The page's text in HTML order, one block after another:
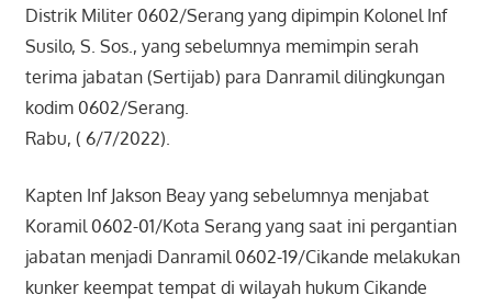
Distrik Militer 0602/Serang yang dipimpin Kolonel Inf
Susilo, S. Sos., yang sebelumnya memimpin serah
terima jabatan (Sertijab) para Danramil dilingkungan
kodim 0602/Serang.
Rabu, ( 6/7/2022).
Kapten Inf Jakson Beay yang sebelumnya menjabat
Koramil 0602-01/Kota Serang yang saat ini pergantian
jabatan menjadi Danramil 0602-19/Cikande melakukan
kunker keempat tempat di wilayah hukum Cikande